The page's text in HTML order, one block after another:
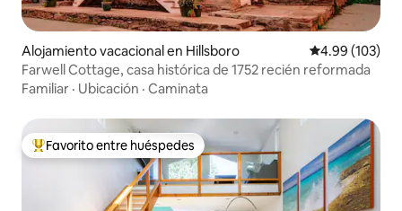
Alojamiento vacacional en Hillsboro Calificación
4.99 (103)
Farwell Cottage, casa histórica de 1752 recién reformada
Familiar · Ubicación · Caminata
Favorito entre huéspedes preferido
Favorito entre huéspedes